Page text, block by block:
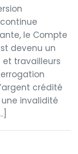
le Compte
devenu un
et travailleurs
crédité
invalidité